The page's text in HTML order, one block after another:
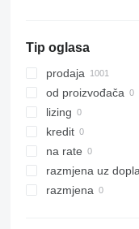
Tip oglasa
prodaja
od proizvođača
lizing
kredit
na rate
razmjena uz
razmjena